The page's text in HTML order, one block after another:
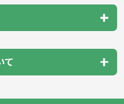
印刷方法について
支払いください。
振替）
円以上（税抜）のご注文
て